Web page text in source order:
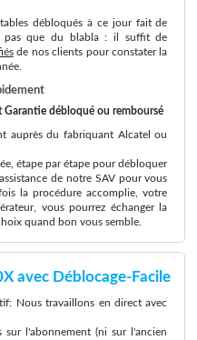
débloqués à ce jour fait de
pas que du blabla : il suffit de
de nos clients pour constater la
Garantie débloqué ou remboursé
auprès du fabriquant Alcatel ou
étape par étape pour débloquer
de notre SAV pour vous
la procédure accomplie, votre
vous pourrez échanger la
quand bon vous semble.
avec Déblocage-Facile
Nous travaillons en direct avec
l'abonnement (ni sur l'ancien